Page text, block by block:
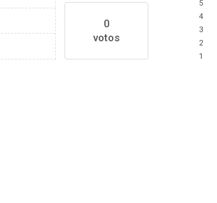
0
votos
5
4
3
2
1